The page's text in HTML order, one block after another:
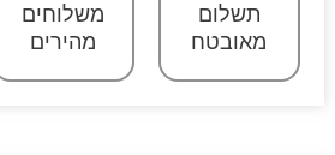
תשלום
מאובטח
משלוחים
מהירים